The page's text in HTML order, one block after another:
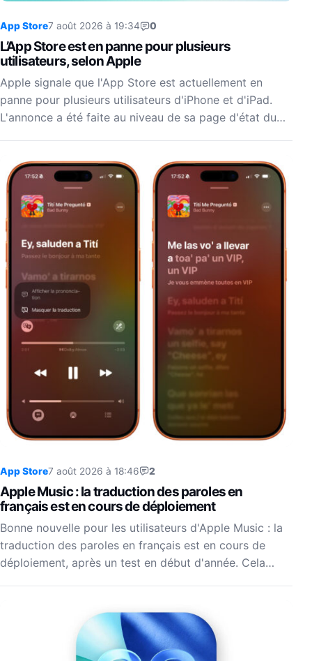
App Store7 août 2026 à 19:34 0
L’App Store est en panne pour plusieurs
utilisateurs, selon Apple
Apple signale que l'App Store est actuellement en
panne pour plusieurs utilisateurs d'iPhone et d'iPad.
L'annonce a été faite au niveau de sa page d'état du…
App Store7 août 2026 à 18:46 2
Apple Music : la traduction des paroles en
français est en cours de déploiement
Bonne nouvelle pour les utilisateurs d'Apple Music : la
traduction des paroles en français est en cours de
déploiement, après un test en début d'année. Cela…